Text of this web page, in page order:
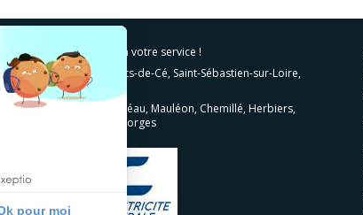
Industrielle Cholet
, à votre service !
Bressuire, Vertou, Ponts-de-Cé, Saint-Sébastien-sur-Loire,
Trélazé
en-Mauges, Beaupréau, Mauléon, Chemillé, Herbiers,
Vallet, Pouzauges, Gorges